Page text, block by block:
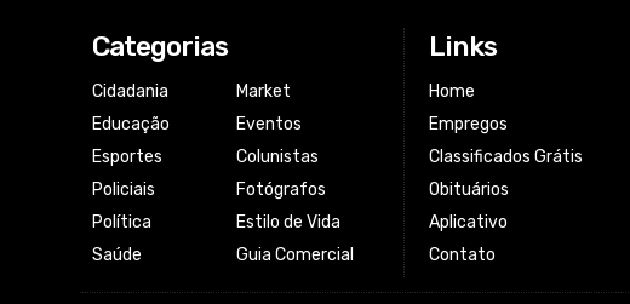
Categorias
Cidadania
Educação
Esportes
Policiais
Política
Saúde
Market
Eventos
Colunistas
Fotógrafos
Estilo de Vida
Guia Comercial
Links
Home
Empregos
Classificados Grátis
Obituários
Aplicativo
Contato